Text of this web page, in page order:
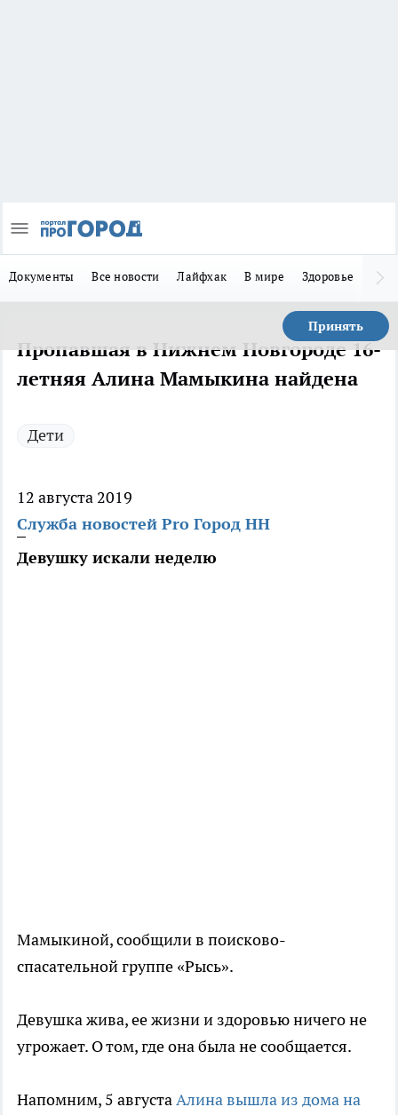
Документы Все новости Лайфхак В мире Здоровье
Принять
Пропавшая в Нижнем Новгороде 16-
летняя Алина Мамыкина найдена
Дети
12 августа 2019
Служба новостей Pro Город НН
Девушку искали неделю
Мамыкиной, сообщили в поисково-
спасательной группе «Рысь».
Девушка жива, ее жизни и здоровью ничего не
угрожает. О том, где она была не сообщается.
Напомним, 5 августаАлина вышла из дома на